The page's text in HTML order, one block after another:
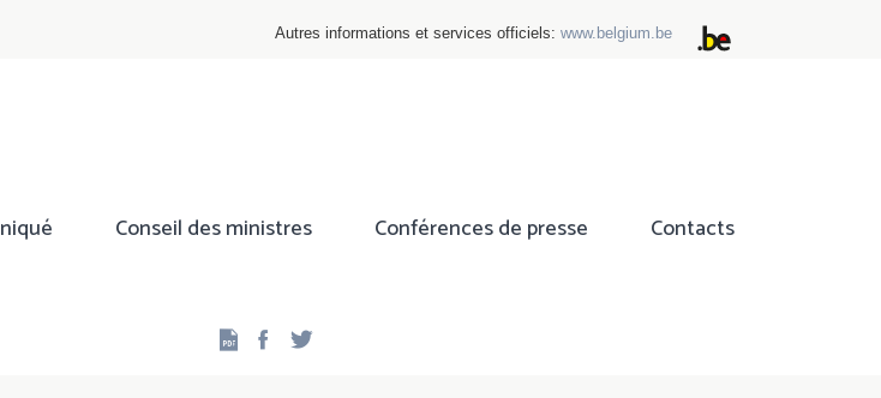
Autres informations et services officiels: www.belgium.be
Conseil des ministres Conférences de presse Contacts
Facebook